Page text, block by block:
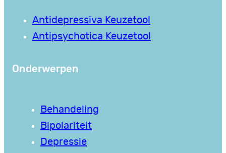
Antidepressiva Keuzetool
Antipsychotica Keuzetool
Onderwerpen
Behandeling
Bipolariteit
Depressie